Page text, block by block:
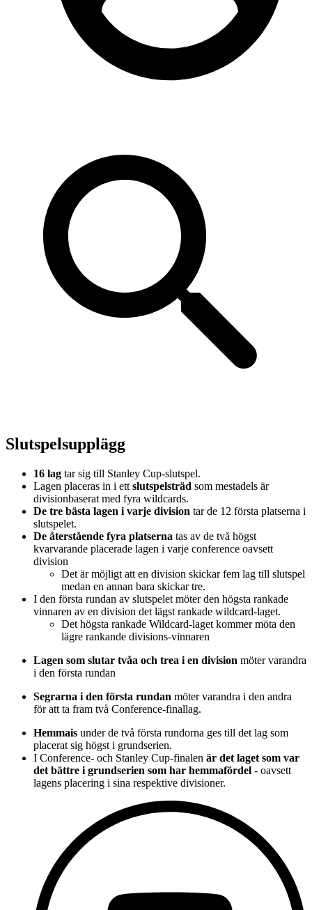
Slutspelsupplägg
16 lag tar sig till Stanley Cup-slutspel.
Lagen placeras in i ett slutspelsträd som mestadels är
divisionbaserat med fyra wildcards.
De tre bästa lagen i varje division tar de 12 första platserna i
slutspelet.
De återstående fyra platserna tas av de två högst
kvarvarande placerade lagen i varje conference oavsett
division
Det är möjligt att en division skickar fem lag till slutspel
medan en annan bara skickar tre.
I den första rundan av slutspelet möter den högsta rankade
vinnaren av en division det lägst rankade wildcard-laget.
Det högsta rankade Wildcard-laget kommer möta den
lägre rankande divisions-vinnaren
Lagen som slutar tvåa och trea i en division möter varandra
i den första rundan
Segrarna i den första rundan möter varandra i den andra
för att ta fram två Conference-finallag.
Hemmais under de två första rundorna ges till det lag som
placerat sig högst i grundserien.
I Conference- och Stanley Cup-finalen är det laget som var
det bättre i grundserien som har hemmafördel - oavsett
lagens placering i sina respektive divisioner.